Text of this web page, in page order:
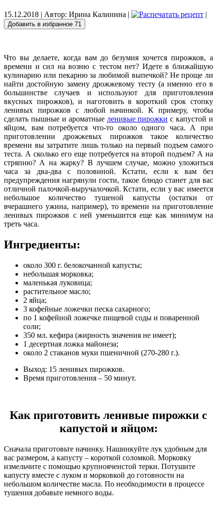
15.12.2018 | Автор: Ирина Калинина | |
Добавить в избранное 71
Что вы делаете, когда вам до безумия хочется пирожков, а
времени и сил на возню с тестом нет? Идете в ближайшую
кулинарию или пекарню за любимой выпечкой? Не проще ли
найти достойную замену дрожжевому тесту (а именно его в
большинстве случаев и используют для приготовления
вкусных пирожков), и наготовить в короткий срок стопку
ленивых пирожков с любой начинкой. К примеру, чтобы
сделать пышные и ароматные ленивые пирожки с капустой и
яйцом, вам потребуется что-то около одного часа. А при
приготовлении дрожжевых пирожков такое количество
времени вы затратите лишь только на первый подъем самого
теста. А сколько его еще потребуется на второй подъем? А на
стряпню? А на жарку? В лучшем случае, можно уложиться
часа за два-два с половиной. Кстати, если к вам без
предупреждения нагрянули гости, такое блюдо станет для вас
отличной палочкой-выручалочкой. Кстати, если у вас имеется
небольшое количество тушеной капусты (остатки от
вчерашнего ужина, например), то времени на приготовление
ленивых пирожков с ней уменьшится еще как минимум на
треть часа.
Ингредиенты:
около 300 г. белокочанной капусты;
небольшая морковка;
маленькая луковица;
растительное масло;
2 яйца;
3 кофейные ложечки песка сахарного;
по 1 кофейной ложечке пищевой соды и поваренной
соли;
350 мл. кефира (жирность значения не имеет);
1 десертная ложка майонеза;
около 2 стаканов муки пшеничной (270-280 г.).
Выход: 15 ленивых пирожков.
Время приготовления – 50 минут.
Как приготовить ленивые пирожки с
капустой и яйцом:
Сначала приготовьте начинку. Нашинкуйте лук удобным для
вас размером, а капусту – короткой соломкой. Морковку
измельчите с помощью крупноячеистой терки. Потушите
капусту вместе с луком и морковкой до готовности на
небольшом количестве масла. По необходимости в процессе
тушения добавьте немного воды.